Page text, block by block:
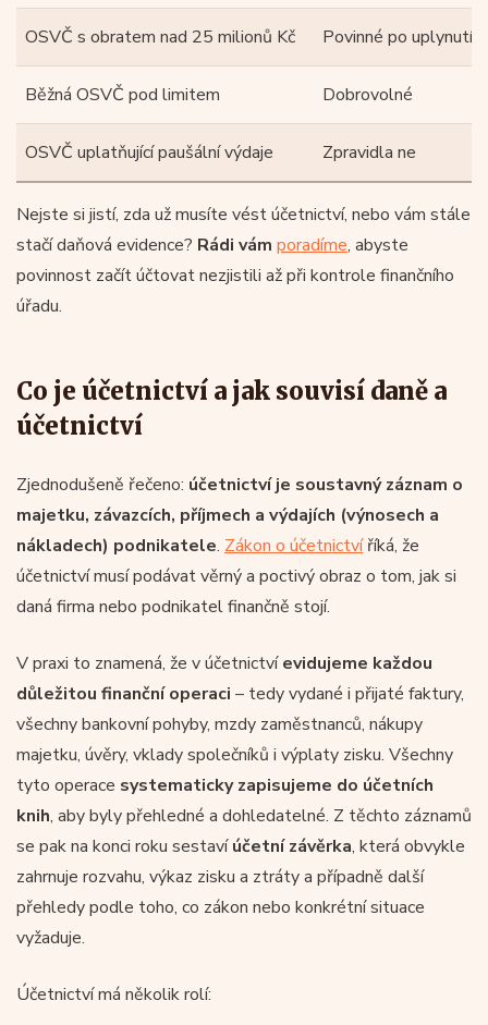
OSVČ s obratem nad 25 milionů Kč Povinné po uplynutí
Běžná OSVČ pod limitem Dobrovolné
OSVČ uplatňující paušální výdaje Zpravidla ne
Nejste si jistí, zda už musíte vést účetnictví, nebo vám stále
stačí daňová evidence? Rádi vám poradíme, abyste
povinnost začít účtovat nezjistili až při kontrole finančního
úřadu.
Co je účetnictví a jak souvisí daně a
účetnictví
Zjednodušeně řečeno: účetnictví je soustavný záznam o
majetku, závazcích, příjmech a výdajích (výnosech a
nákladech) podnikatele. Zákon o účetnictvíříká, že
účetnictví musí podávat věrný a poctivý obraz o tom, jak si
daná firma nebo podnikatel finančně stojí.
V praxi to znamená, že v účetnictvíevidujeme každou
důležitou finanční operaci – tedy vydané i přijaté faktury,
všechny bankovní pohyby, mzdy zaměstnanců, nákupy
majetku, úvěry, vklady společníků i výplaty zisku. Všechny
tyto operace systematicky zapisujeme do účetních
knih, aby byly přehledné a dohledatelné. Z těchto záznamů
se pak na konci roku sestavíúčetní závěrka, která obvykle
zahrnuje rozvahu, výkaz zisku a ztráty a případně další
přehledy podle toho, co zákon nebo konkrétní situace
vyžaduje.
Účetnictví má několik rolí: